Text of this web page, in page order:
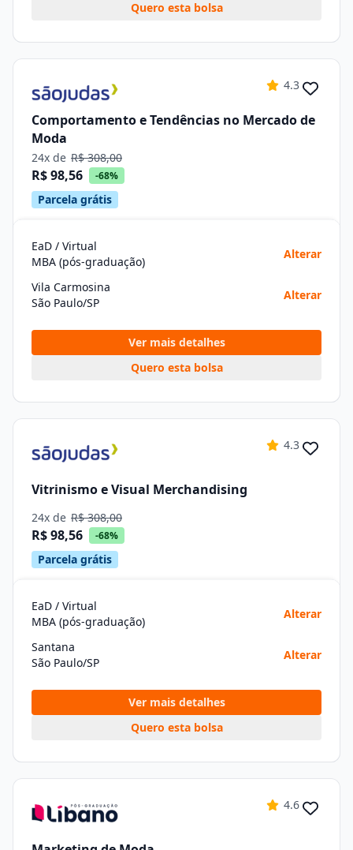
Quero esta bolsa
4.3
Comportamento e Tendências no Mercado de
Moda
24x de R$ 308,00
R$ 98,56 -68%
Parcela grátis
EaD / Virtual
MBA (pós-graduação)
Alterar
Vila Carmosina
São Paulo/SP
Alterar
Ver mais detalhes
Quero esta bolsa
4.3
Vitrinismo e Visual Merchandising
24x de R$ 308,00
R$ 98,56 -68%
Parcela grátis
EaD / Virtual
MBA (pós-graduação)
Alterar
Santana
São Paulo/SP
Alterar
Ver mais detalhes
Quero esta bolsa
4.6